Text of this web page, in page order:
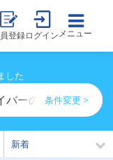
登録ログイン メニュー
した
ーのドライバー求
条件変更 >